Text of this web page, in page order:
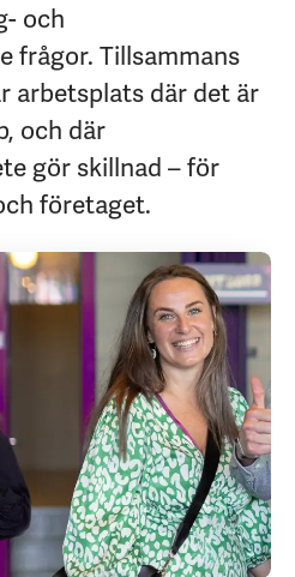
och
frågor. Tillsammans
arbetsplats där det är
och där
gör skillnad – för
företaget.